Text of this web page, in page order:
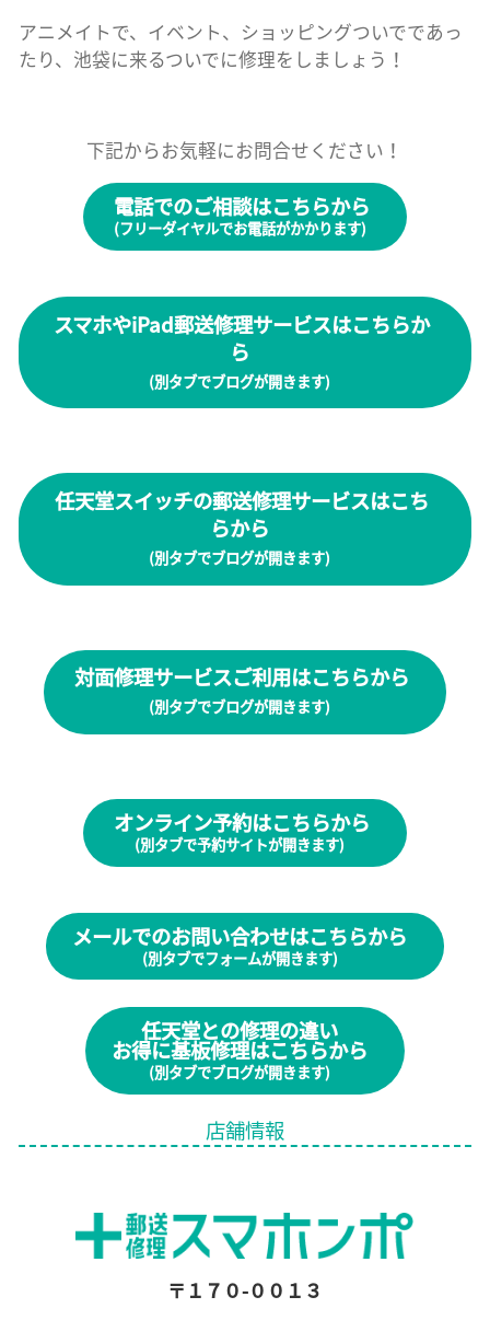
アニメイトで、イベント、ショッピングついでであっ
たり、池袋に来るついでに修理をしましょう！
下記からお気軽にお問合せください！
電話でのご相談はこちらから
(フリーダイヤルでお電話がかかります)
スマホやiPad郵送修理サービスはこちらか
ら
(別タブでブログが開きます)
任天堂スイッチの郵送修理サービスはこち
らから
(別タブでブログが開きます)
対面修理サービスご利用はこちらから
(別タブでブログが開きます)
オンライン予約はこちらから
(別タブで予約サイトが開きます)
メールでのお問い合わせはこちらから
(別タブでフォームが開きます)
任天堂との修理の違い
お得に基板修理はこちらから
(別タブでブログが開きます)
店舗情報
〒１７０-００１３